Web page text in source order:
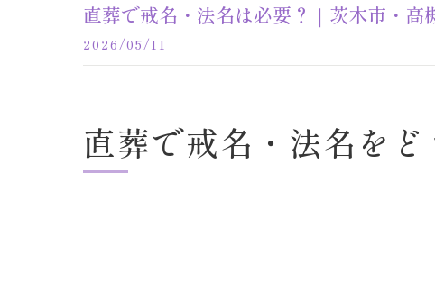
直葬で戒名・法名は必要？｜茨木市・高
2026/05/11
直葬で戒名・法名を